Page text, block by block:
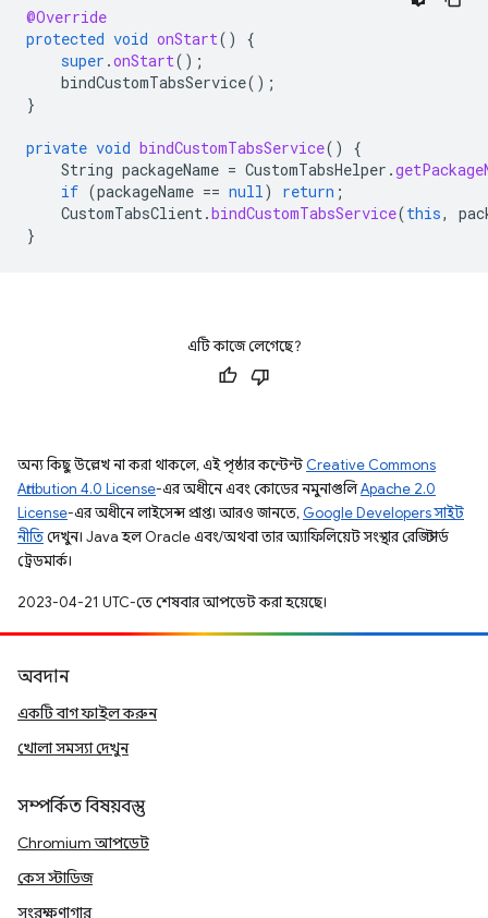
@Override
protected void onStart()
{
super .onStart();
bindCustomTabsService();
}
private void bindCustomTabsService()
{
String packageName = CustomTabsHelper .
if (packageName == null) return ;
CustomTabsClient.bindCustomTabsService(this,
}
এটি কাজে লেগেছে?
অন্য কিছু উল্লেখ না করা থাকলে, এই পৃষ্ঠার কন্টেন্ট Creative Commons
Attribution 4.0 License-এর অধীনে এবং কোডের নমুনাগুলিApache 2.0
License-এর অধীনে লাইসেন্স প্রাপ্ত। আরও জানতে, Google Developers সাইট
নীতিদেখুন। Java হল Oracle এবং/অথবা তার অ্যাফিলিয়েট সংস্থার রেজিস্টার্ড
ট্রেডমার্ক।
2023-04-21 UTC-তে শেষবার আপডেট করা হয়েছে।
অবদান
একটি বাগ ফাইল করুন
খোলা সমস্যা দেখুন
সম্পর্কিত বিষয়বস্তু
Chromium আপডেট
কেস স্টাডিজ
সংরক্ষণাগার